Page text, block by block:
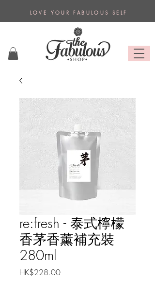
L O V E Y O U R F A B U L O U S S E L F
re:fresh - 泰式檸檬
香茅香薰補充裝
280ml
HK$228.00價